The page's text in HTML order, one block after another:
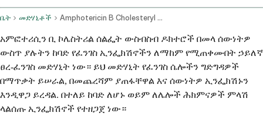
ቤት መድሃኒቶች Amphotericin B Cholesteryl Sulfate Complex Intravenous Route
አምፎተሪሲን ቢ ኮሌስትሪል ሰልፌት ውስብስብ ዶክተሮች በመላ ሰውነትዎ
ውስጥ ያሉትን ከባድ የፈንገስ ኢንፌክሽኖችን ለማከም የሚጠቀሙበት ኃይለኛ
ፀረ-ፈንገስ መድሃኒት ነው። ይህ መድሃኒት የፈንገስ ሴሎችን ግድግዳዎች
በማጥቃት ይሠራል, በመጨረሻም ያጠፋቸዋል እና ሰውነትዎ ኢንፌክሽኑን
እንዲዋጋ ይረዳል. በተለይ ከባድ ለሆኑ ወይም ለሌሎች ሕክምናዎች ምላሽ
ላልሰጡ ኢንፌክሽኖች የተዘጋጀ ነው።